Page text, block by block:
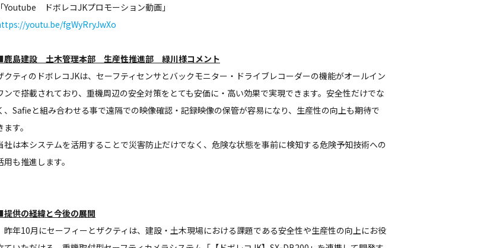
「Youtube ドボレコJKプロモーション動画」
youtu.be/fgWyRryJwXo
島建設 土木管理本部 生産性推進部 緑川様コメント
クティのドボレコJKは、セーフティセンサとバックモニター・ドライブレコーダーの機能がオールイン
ンで搭載されており、重機周辺の安全対策をとても安価に・高い効果で実現できます。安全性だけでな
、Safieと組み合わせる事で遠隔での映像確認・記録映像の保管が容易になり、生産性の向上も期待で
ます。
社は本システムを活用することで災害防止だけでなく、危険な状態を事前に検知する危険予知技術への
用も推進します。
供の経緯と今後の展開
昨年10月にセーフィーとザクティは、建設・土木現場における課題である安全性や生産性の向上にお役